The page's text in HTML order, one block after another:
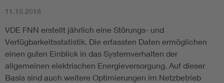
11.10.2018
VDE FNN erstellt jährlich eine Störungs- und
Verfügbarkeitsstatistik. Die erfassten Daten ermöglichen
einen guten Einblick in das Systemverhalten der
allgemeinen elektrischen Energieversorgung. Auf dieser
Basis sind auch weitere Optimierungen im Netzbetrieb